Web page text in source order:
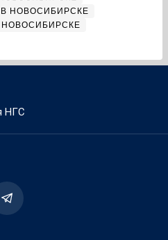
НОВОСИБИРСКЕ
НОВОСИБИРСКЕ
НГС